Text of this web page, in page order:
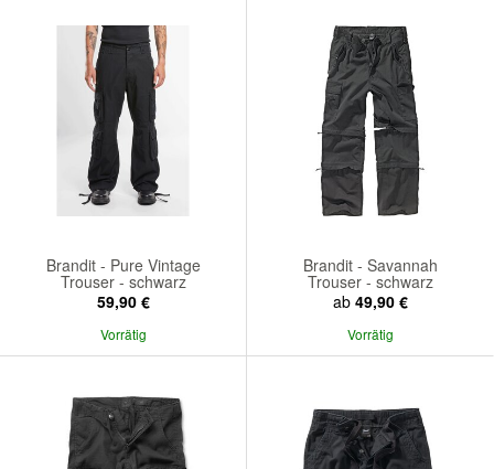
Brandit - Pure Vintage
Trouser - schwarz
59,90 €
Vorrätig
Brandit - Savannah
Trouser - schwarz
ab 49,90 €
Vorrätig